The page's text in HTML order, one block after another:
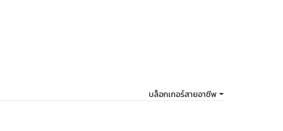
บล็อกเกอร์สายอาชีพ